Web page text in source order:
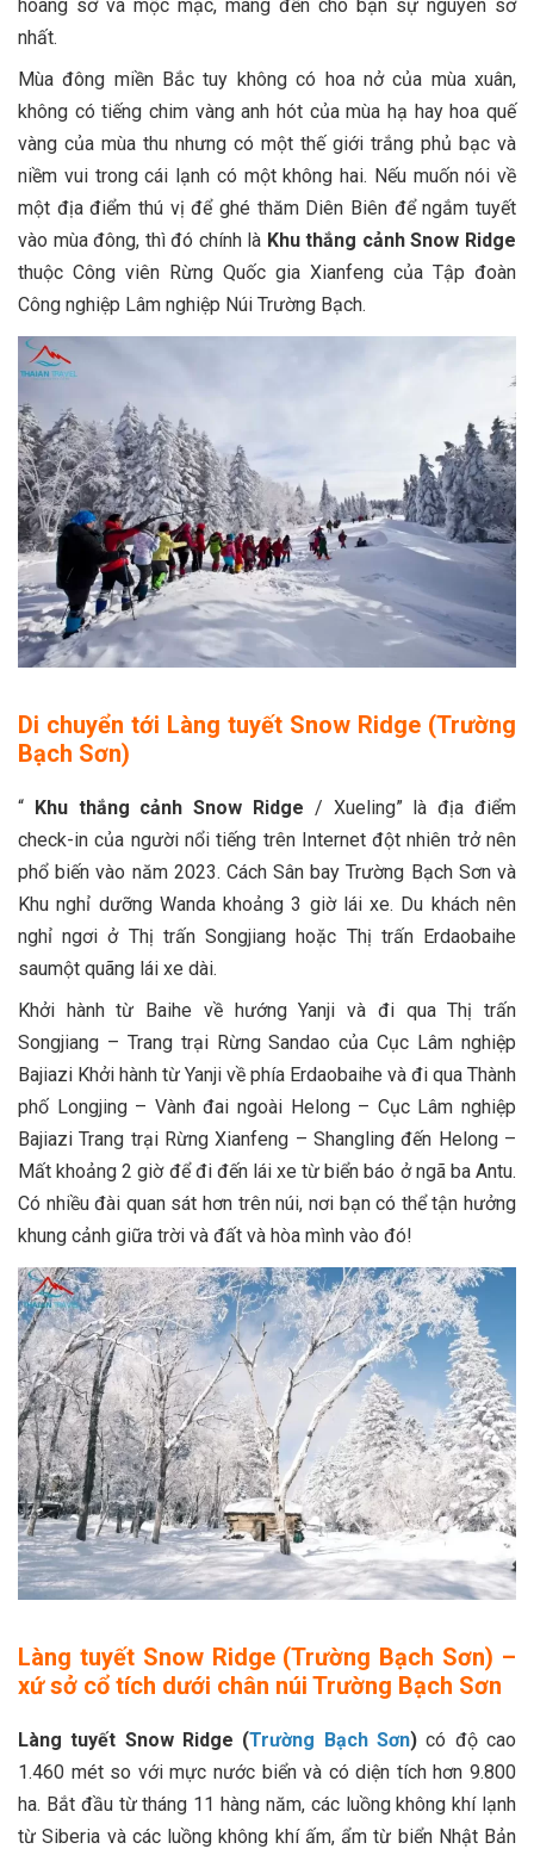
hoang sơ và mộc mạc, mang đến cho bạn sự nguyên sơ
nhất.
Mùa đông miền Bắc tuy không có hoa nở của mùa xuân,
không có tiếng chim vàng anh hót của mùa hạ hay hoa quế
vàng của mùa thu nhưng có một thế giới trắng phủ bạc và
niềm vui trong cái lạnh có một không hai. Nếu muốn nói về
một địa điểm thú vị để ghé thăm Diên Biên để ngắm tuyết
vào mùa đông, thì đó chính là Khu thắng cảnh Snow Ridge
thuộc Công viên Rừng Quốc gia Xianfeng của Tập đoàn
Công nghiệp Lâm nghiệp Núi Trường Bạch.
Di chuyển tới Làng tuyết Snow Ridge (Trường
Bạch Sơn)
“ Khu thắng cảnh Snow Ridge / Xueling” là địa điểm
check-in của người nổi tiếng trên Internet đột nhiên trở nên
phổ biến vào năm 2023. Cách Sân bay Trường Bạch Sơn và
Khu nghỉ dưỡng Wanda khoảng 3 giờ lái xe. Du khách nên
nghỉ ngơi ở Thị trấn Songjiang hoặc Thị trấn Erdaobaihe
saumột quãng lái xe dài.
Khởi hành từ Baihe về hướng Yanji và đi qua Thị trấn
Songjiang – Trang trại Rừng Sandao của Cục Lâm nghiệp
Bajiazi Khởi hành từ Yanji về phía Erdaobaihe và đi qua Thành
phố Longjing – Vành đai ngoài Helong – Cục Lâm nghiệp
Bajiazi Trang trại Rừng Xianfeng – Shangling đến Helong –
Mất khoảng 2 giờ để đi đến lái xe từ biển báo ở ngã ba Antu.
Có nhiều đài quan sát hơn trên núi, nơi bạn có thể tận hưởng
khung cảnh giữa trời và đất và hòa mình vào đó!
Làng tuyết Snow Ridge (Trường Bạch Sơn) –
xứ sở cổ tích dưới chân núi Trường Bạch Sơn
Làng tuyết Snow Ridge (Trường Bạch Sơn) có độ cao
1.460 mét so với mực nước biển và có diện tích hơn 9.800
ha. Bắt đầu từ tháng 11 hàng năm, các luồng không khí lạnh
từ Siberia và các luồng không khí ấm, ẩm từ biển Nhật Bản